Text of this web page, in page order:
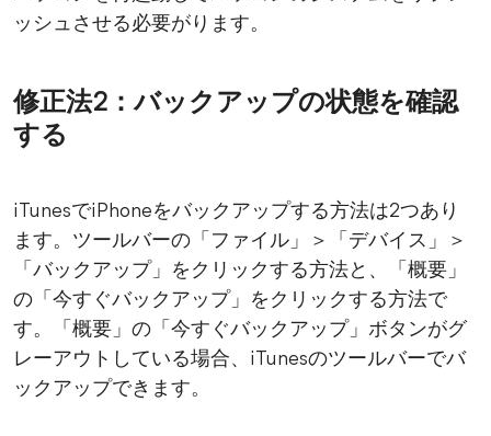
ッシュさせる必要がります。
修正法2：バックアップの状態を確認
する
iTunesでiPhoneをバックアップする方法は2つあり
ます。ツールバーの「ファイル」＞「デバイス」＞
「バックアップ」をクリックする方法と、「概要」
の「今すぐバックアップ」をクリックする方法で
す。「概要」の「今すぐバックアップ」ボタンがグ
レーアウトしている場合、iTunesのツールバーでバ
ックアップできます。